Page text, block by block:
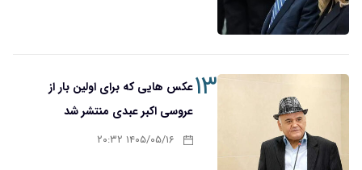
۱۳عکس هایی که برای اولین بار از
عروسی اکبر عبدی منتشر شد
۱۴۰۵/۰۵/۱۶ ۲۰:۳۲